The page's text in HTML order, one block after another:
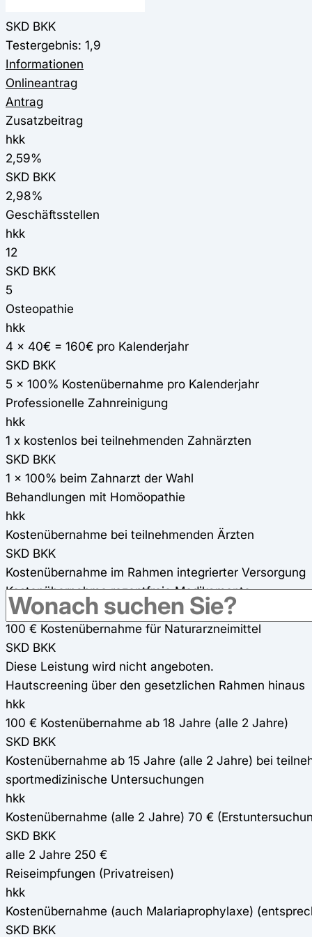
SKD BKK
Testergebnis: 1,9
Informationen
Onlineantrag
Antrag
Zusatzbeitrag
hkk
2,59%
SKD BKK
2,98%
Geschäftsstellen
hkk
12
SKD BKK
5
Osteopathie
hkk
4 x 40€ = 160€ pro Kalenderjahr
SKD BKK
5 x 100% Kostenübernahme pro Kalenderjahr
Professionelle Zahnreinigung
hkk
1 x kostenlos bei teilnehmenden Zahnärzten
SKD BKK
1 x 100% beim Zahnarzt der Wahl
Behandlungen mit Homöopathie
hkk
Kostenübernahme bei teilnehmenden Ärzten
SKD BKK
Kostenübernahme im Rahmen integrierter Versorgung
Kostenübernahme rezeptfreie Medikamente
hkk
100 € Kostenübernahme für Naturarzneimittel
SKD BKK
Diese Leistung wird nicht angeboten.
Hautscreening über den gesetzlichen Rahmen hinaus
hkk
100 € Kostenübernahme ab 18 Jahre (alle 2 Jahre)
SKD BKK
Kostenübernahme ab 15 Jahre (alle 2 Jahre) bei
sportmedizinische Untersuchungen
hkk
Kostenübernahme (alle 2 Jahre) 70 €
SKD BKK
alle 2 Jahre 250 €
Reiseimpfungen (Privatreisen)
hkk
Kostenübernahme (auch Malariaprophylaxe)
SKD BKK